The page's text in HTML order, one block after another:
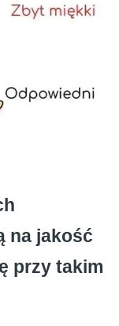
na jakość
przy takim